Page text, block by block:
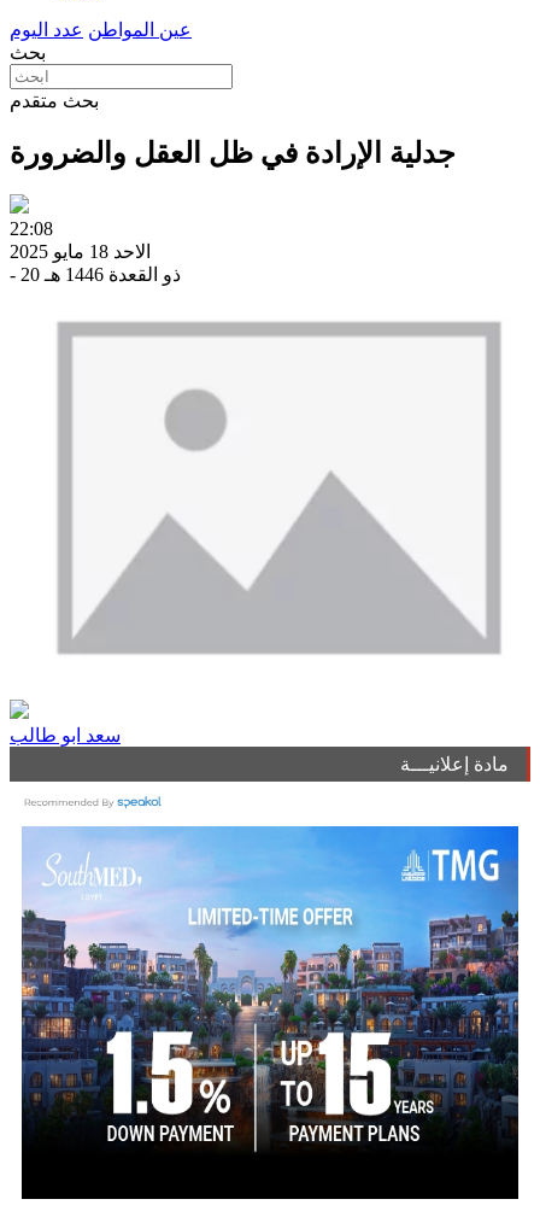
عين المواطن عدد اليوم
بحث
بحث متقدم
جدلية الإرادة في ظل العقل والضرورة
22:08
الاحد 18 مايو 2025
- 20 ذو القعدة 1446 هـ
سعد ابو طالب
مادة إعلانيـــة